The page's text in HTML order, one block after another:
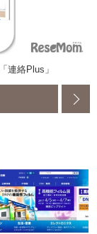
連絡Plus」